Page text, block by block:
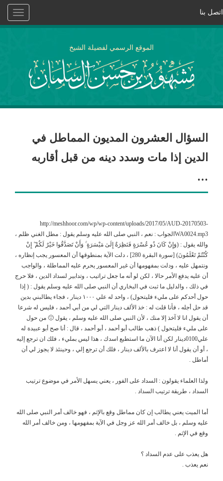
Toggle
اتصل بنا
الموقع الرسمي لفضيلة الشيخ
السؤال العشرون المديون المماطل في
الدين إذا مات وسدد دينه من قبل أقاربه
…
http://meshhoor.com/wp/wp-content/uploads/2017/05/AUD-20170503-
WA0024.mp3الجواب : نعم ، النبي صلى الله عليه وسلم يقول : مطل الغني ظلم ،
والله يقول : (وَإِنْ كَانَ ذُو عُسْرَةٍ فَنَظِرَةٌ إِلَىٰ مَيْسَرَةٍ ۚ وَأَنْ تَصَدَّقُوا خَيْرٌ لَكُمْ ۖ إِنْ
كُنْتُمْ تَعْلَمُونَ) [سورة البقرة 280] ، دلت الآية بمنطوقها أن المعسور يجب إنظاره ،
ونتمهل عليه ، ودلت بمفهومها أن غير المعسور يحرم عليه المماطلة ، والواجب
أن عليه يدفع الأمر حالا ، لكن لو أنه ما جعل تراتيب ، وتدابير لسداد الدين ، فلا حرج
في ذلك ، والدليل ما ثبت في البخاري أن النبي صلى الله عليه وسلم يقول : ( إذا
حول أحدكم على مليء فليتحول) ، واحد له علي ١٠٠٠ دينار ، فجاء يطالبني بدين
قد حل أجله ، فأنا قلت له : خذ الألف دينار التي لي من أبي أحمد ، فليس له شرعا
أن يقول انا لا آخذ إلا منك ، لأن النبي صلى الله عليه وسلم ، يقول 🙁 من حول
على مليء فليتحول ) ذهب طالب أبو أحمد ، أبو أحمد ، قال : أنا صح أبو عبيدة له
علي0100دينار لكن أنا الآن ما استطيع اسدك ، هذا ليس بمليء ، فلك ان ترجع إليه
، أو أن يقول أنا لا اعترف بالألف دينار ، فلك أن ترجع إلي ، وحينئذ لا يجوز لي أن
أماطل .
ولذا العلماء يقولون : السداد على الفور ، يعني يسهل الأمر في موضوع ترتيب
السداد ، طريقة ترتيب السداد .
أما الميت يعني يطالب إن كان مماطل وقع بالإثم ، فهو خالف أمر النبي صلى الله
عليه وسلم ، بل خالف أمر الله عز وجل في الآية بمفهومها ، ومن خالف أمر الله
وقع في الإثم .
هل يعذب على عدم السداد ؟
نعم يعذب .